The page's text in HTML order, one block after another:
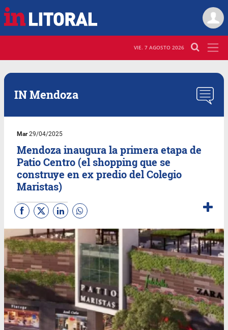
VIE. 7 AGOSTO 2026
IN Mendoza
Mar29/04/2025
Mendoza inaugura la primera etapa de
Patio Centro (el shopping que se
construye en ex predio del Colegio
Maristas)